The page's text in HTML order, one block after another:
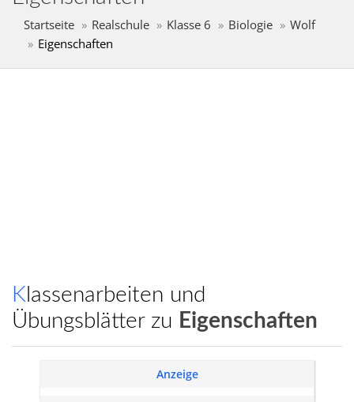
Startseite Realschule Klasse 6 Biologie
Wolf
Eigenschaften
Klassenarbeiten und
Übungsblätter zu Eigenschaften
Anzeige